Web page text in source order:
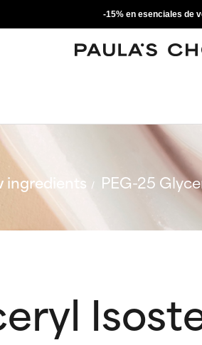
-15% en esenciales de
ingredients
PEG-25